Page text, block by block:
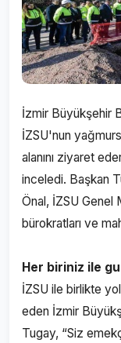
İzmir Büyükşehir
İZSU'nun
alanını ziyaret
inceledi. Başkan
Önal, İZSU Genel
bürokratları ve
Her biriniz ile
İZSU ile birlikte
eden İzmir
Tugay, “Siz